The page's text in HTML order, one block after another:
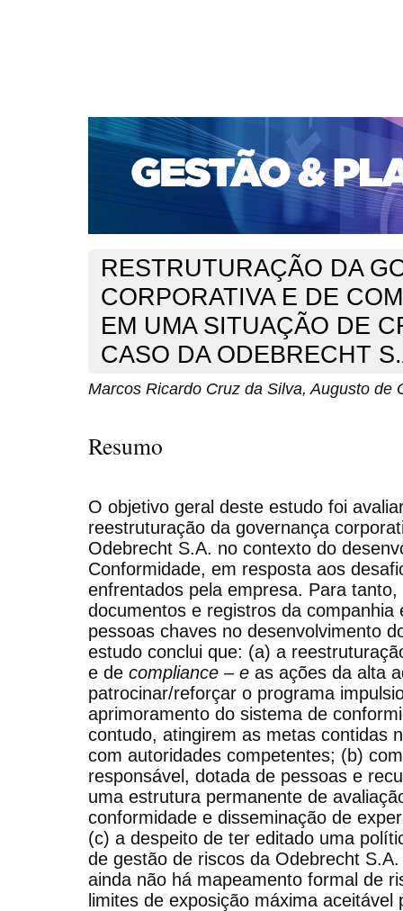
CAPA SOBRE ACESSO CADASTRO
PORTAL DE REVISTAS DA UNIFACS
SUBMISSÕES
PARA SUBMISSÃO DE ARTIGOS
TUTORIAL PARA
Capa v. 20, jan./dez. 2019>
RESTRUTURAÇÃO DA
CORPORATIVA E DE
EM UMA SITUAÇÃO DE
CASO DA ODEBRECHT
Marcos Ricardo Cruz da Silva, Augusto de
Resumo
O objetivo geral deste estudo foi
reestruturação da governança
Odebrecht S.A. no contexto do
Conformidade, em resposta aos
enfrentados pela empresa. Para
documentos e registros da companhia
pessoas chaves no desenvolvimento
estudo conclui que: (a) a
e de compliance – e as ações da alta
patrocinar/reforçar o programa
aprimoramento do sistema de
contudo, atingirem as metas contidas
com autoridades competentes; (b)
responsável, dotada de pessoas e
uma estrutura permanente de
conformidade e disseminação de
(c) a despeito de ter editado uma
de gestão de riscos da Odebrecht
ainda não há mapeamento formal de
limites de exposição máxima aceitável